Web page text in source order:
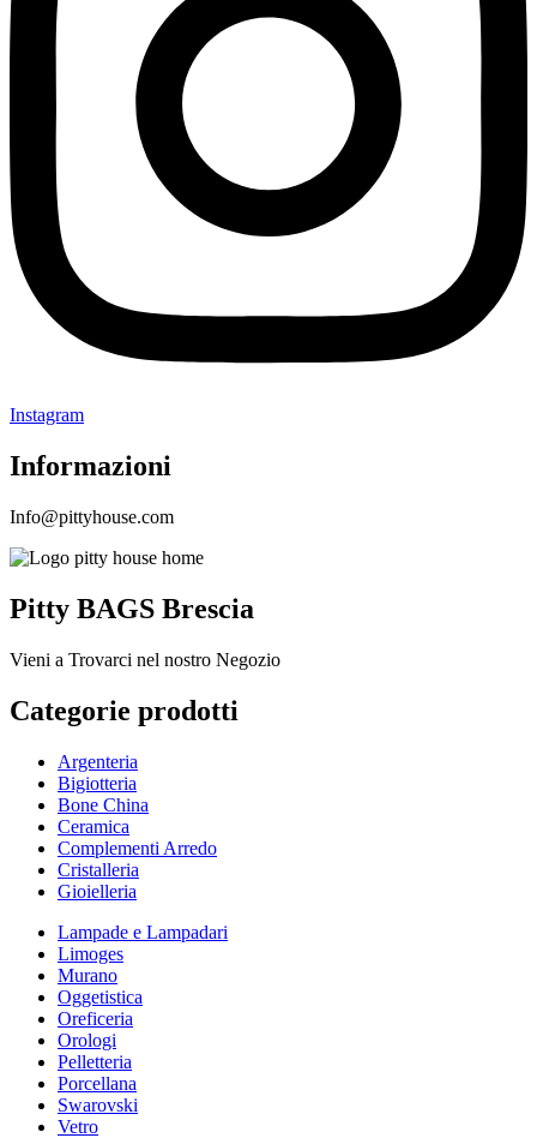
Instagram
Informazioni
Info@pittyhouse.com
Pitty BAGS Brescia
Vieni a Trovarci nel nostro Negozio
Categorie prodotti
Argenteria
Bigiotteria
Bone China
Ceramica
Complementi Arredo
Cristalleria
Gioielleria
Lampade e Lampadari
Limoges
Murano
Oggetistica
Oreficeria
Orologi
Pelletteria
Porcellana
Swarovski
Vetro